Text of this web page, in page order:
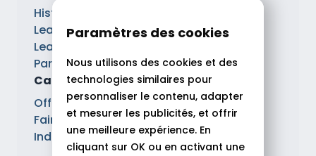
Histoire
Lean Tech®
Leaders
Partenaires
Carrières
Offres d’emploi
Faire carrière chez Theodo
Index Ega Pro
Paramètres des cookies
Nous utilisons des cookies et des
technologies similaires pour
personnaliser le contenu, adapter
et mesurer les publicités, et offrir
une meilleure expérience. En
cliquant sur OK ou en activant une